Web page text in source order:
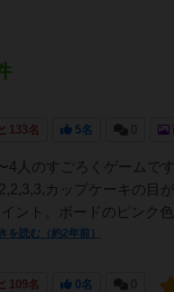
133名 5名 0
4人のすごろくゲームで
カップケーキの目
イント。ボードのピンク
を読む（約2年前）
109名 0名 0